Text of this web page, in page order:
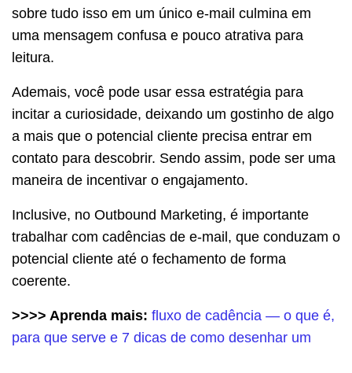
sobre tudo isso em um único e-mail culmina em
uma mensagem confusa e pouco atrativa para
leitura.
Ademais, você pode usar essa estratégia para
incitar a curiosidade, deixando um gostinho de algo
a mais que o potencial cliente precisa entrar em
contato para descobrir. Sendo assim, pode ser uma
maneira de incentivar o engajamento.
Inclusive, no Outbound Marketing, é importante
trabalhar com cadências de e-mail, que conduzam o
potencial cliente até o fechamento de forma
coerente.
>>>> Aprenda mais: fluxo de cadência — o que é,
para que serve e 7 dicas de como desenhar um